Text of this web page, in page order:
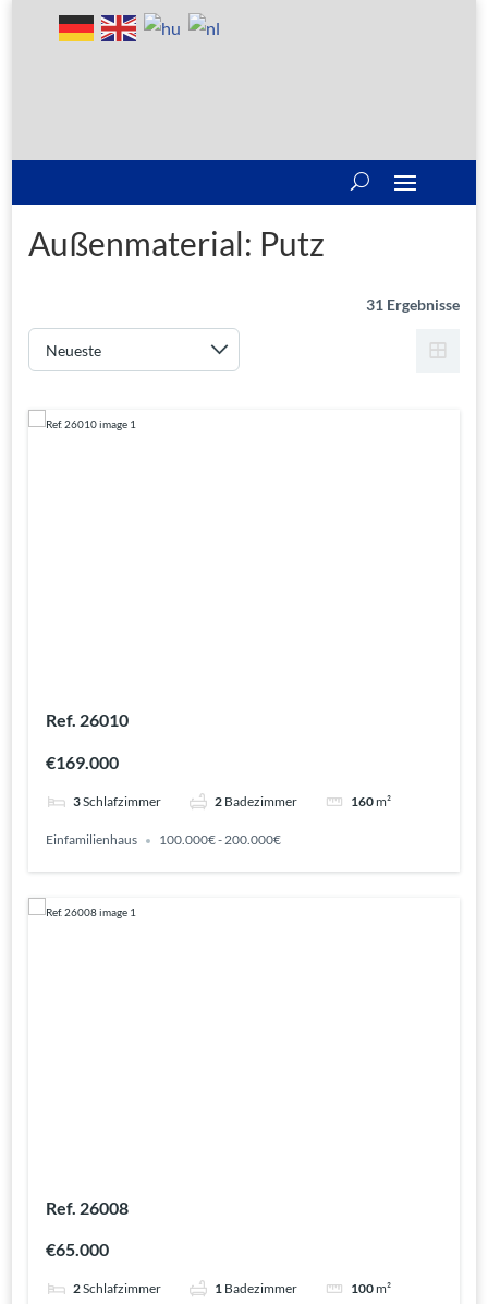
Außenmaterial: Putz
31 Ergebnisse
Ref. 26010
€169.000
3Schlafzimmer 2 Badezimmer 160m²
Einfamilienhaus 100.000€ - 200.000€
Ref. 26008
€65.000
2Schlafzimmer 1 Badezimmer 100m²